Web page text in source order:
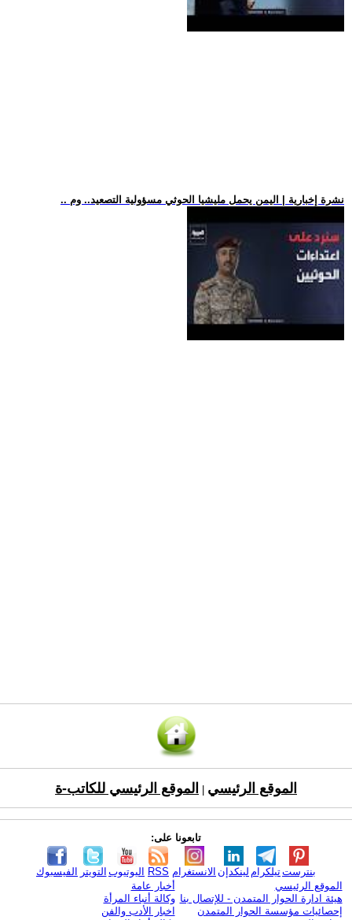
.. نشرة إخبارية | اليمن يحمل مليشيا الحوثي مسؤولية التصعيد.. وم
الموقع الرئيسي الموقع الرئيسي للكاتب-ة
تابعونا على:
الفيسبوك التويتر اليوتيوب RSS الانستغرام لينكدإن تيلكرامبنترست
الموقع الرئيسي
هيئة ادارة الحوار المتمدن - للإتصال بنا
إحصائيات مؤسسة الحوار المتمدن
أخبار عامة
وكالة أنباء المرأة
اخبار الأدب والفن